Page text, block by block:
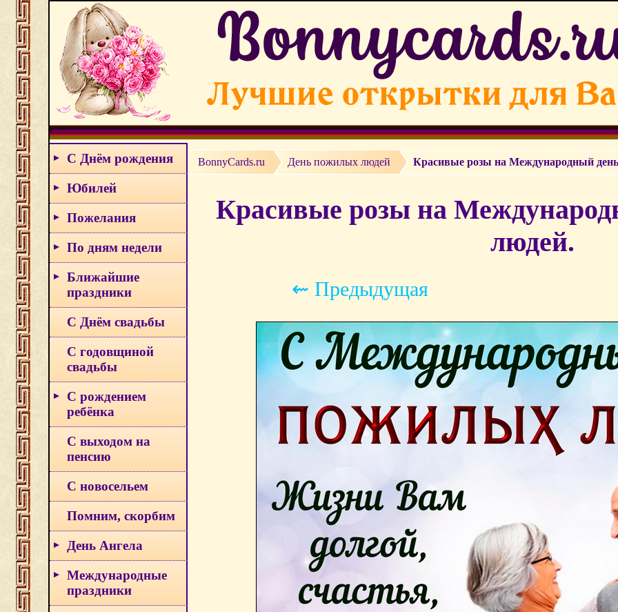
С Днём рождения
Юбилей
Пожелания
По дням недели
Ближайшие
праздники
С Днём свадьбы
С годовщиной
свадьбы
С рождением
ребёнка
С выходом на
пенсию
С новосельем
Помним, скорбим
День Ангела
Международные
праздники
BonnyCards.ru День пожилых людей Красивые розы на Международный
Красивые розы на
людей.
⇜ Предыдущая